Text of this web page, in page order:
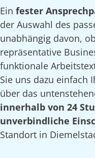
Ein fester
der Auswahl des
unabhängig davon,
repräsentative
funktionale
Sie uns dazu einfach
über das
innerhalb von 24
unverbindliche
Standort in